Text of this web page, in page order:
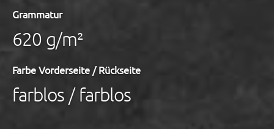
Grammatur
620 g/m²
Farbe Vorderseite / Rückseite
farblos / farblos